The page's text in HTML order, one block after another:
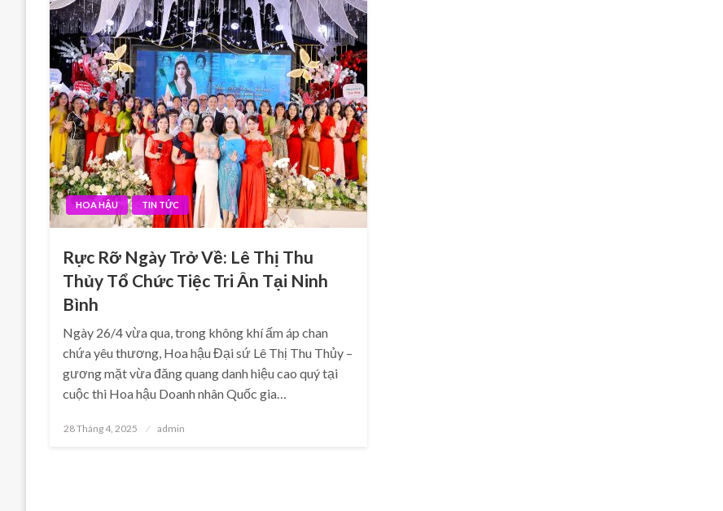
HOA HẬU TIN TỨC
Rực Rỡ Ngày Trở Về: Lê Thị Thu
Thủy Tổ Chức Tiệc Tri Ân Tại Ninh
Bình
Ngày 26/4 vừa qua, trong không khí ấm áp chan
chứa yêu thương, Hoa hậu Đại sứ Lê Thị Thu Thủy –
gương mặt vừa đăng quang danh hiệu cao quý tại
cuộc thi Hoa hậu Doanh nhân Quốc gia…
Posted
28 Tháng 4, 2025 admin